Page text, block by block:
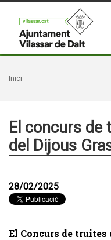
Inici
El concurs
del Dijous
28/02/2025
El Concurs de truites